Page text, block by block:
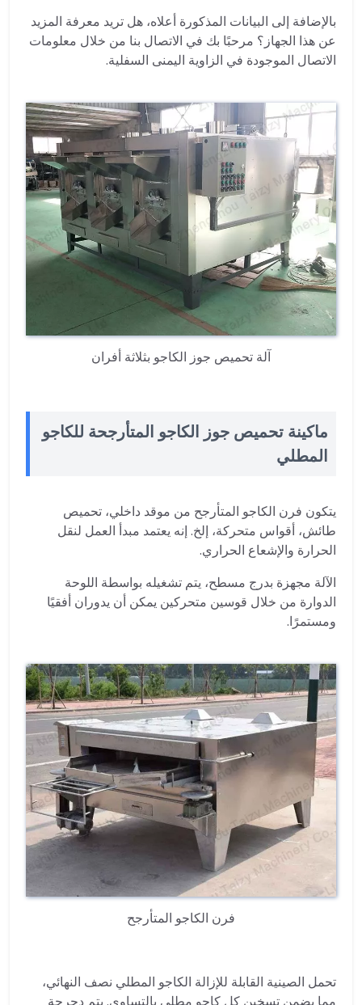
بالإضافة إلى البيانات المذكورة أعلاه، هل تريد معرفة المزيد
عن هذا الجهاز؟ مرحبًا بك في الاتصال بنا من خلال معلومات
الاتصال الموجودة في الزاوية اليمنى السفلية.
آلة تحميص جوز الكاجو بثلاثة أفران
ماكينة تحميص جوز الكاجو المتأرجحة للكاجو
المطلي
يتكون فرن الكاجو المتأرجح من موقد داخلي، تحميص
طائش، أقواس متحركة، إلخ. إنه يعتمد مبدأ العمل لنقل
الحرارة والإشعاع الحراري.
الآلة مجهزة بدرج مسطح، يتم تشغيله بواسطة اللوحة
الدوارة من خلال قوسين متحركين يمكن أن يدوران أفقيًا
ومستمرًا.
فرن الكاجو المتأرجح
تحمل الصينية القابلة للإزالة الكاجو المطلي نصف النهائي،